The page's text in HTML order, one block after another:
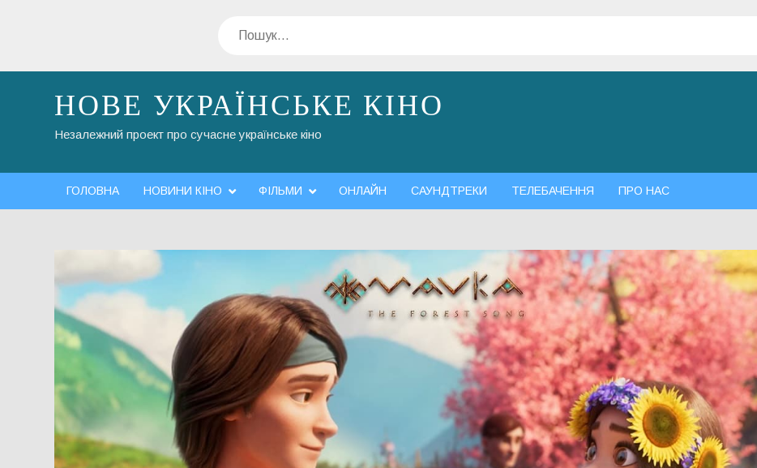
Пошук
НОВЕ УКРАЇНСЬКЕ КІНО
Незалежний проект про сучасне українське кіно
ГОЛОВНА НОВИНИ КІНО ФІЛЬМИ ОНЛАЙН САУНДТРЕКИ ТЕЛЕБАЧЕННЯ ПРО НАС